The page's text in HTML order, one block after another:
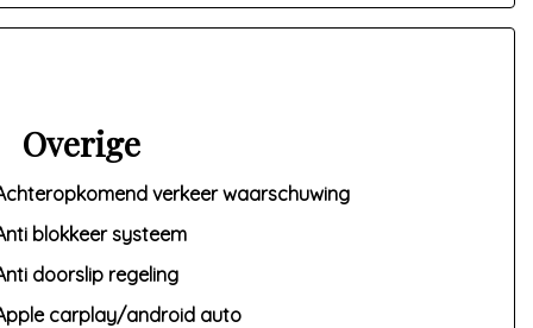
Overige
verkeer waarschuwing
blokkeer systeem
doorslip regeling
carplay/android auto